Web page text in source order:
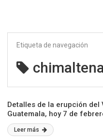
Etiqueta de navegación
Detalles de la erupción del
Guatemala, hoy 7 de
Leer más